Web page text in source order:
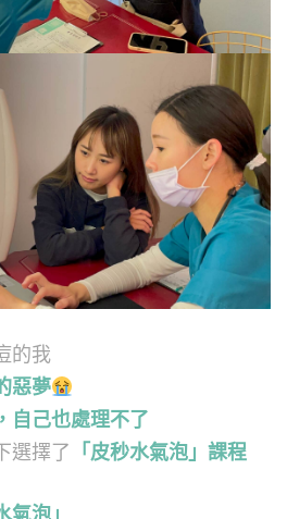
的我
惡夢
自己也處理不了
選擇了 「皮秒水氣泡」課程